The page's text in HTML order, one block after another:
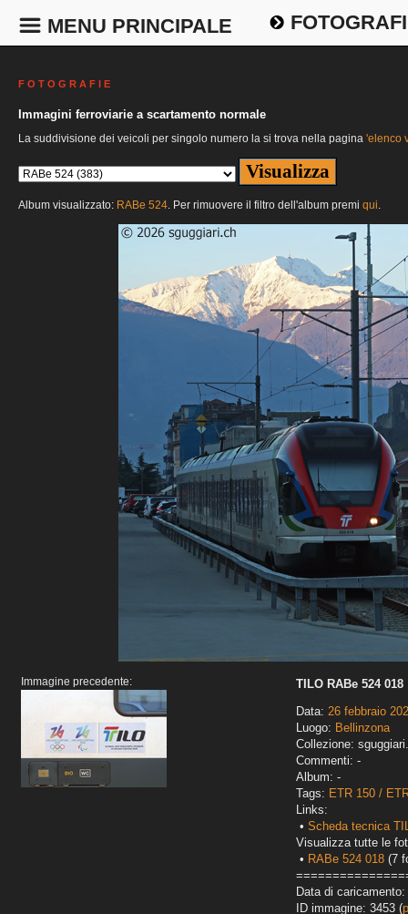
MENU PRINCIPALE
F O T O G R A F I E
Immagini ferroviarie a scartamento normale
La suddivisione dei veicoli per singolo numero la si trova nella pagina 'elenco
Album visualizzato: RABe 524. Per rimuovere il filtro dell'album premi qui.
Immagine precedente:
TILO RABe 524 018
Data: 26 febbraio
Luogo: Bellinzona
Collezione:
Commenti: -
Album: -
Tags: ETR 150 /
Links:
• Scheda tecnica
Visualizza tutte le
• RABe 524 018 (7
Data di
ID immagine: 3453 (